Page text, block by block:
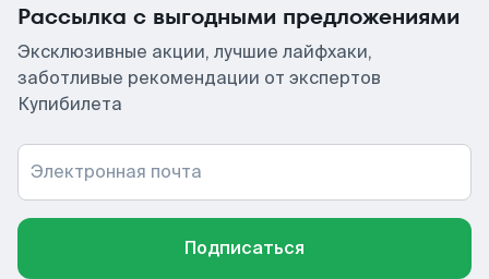
Рассылка с выгодными предложениями
Эксклюзивные акции, лучшие лайфхаки,
заботливые рекомендации от экспертов
Купибилета
Электронная почта
Подписаться